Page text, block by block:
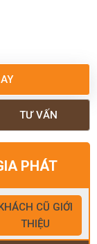
TƯ VẤN
PHÁT
CŨ GIỚI
THIỆU